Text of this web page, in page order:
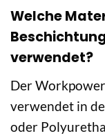
Welche
verwendet?
Der
verwendet in
oder